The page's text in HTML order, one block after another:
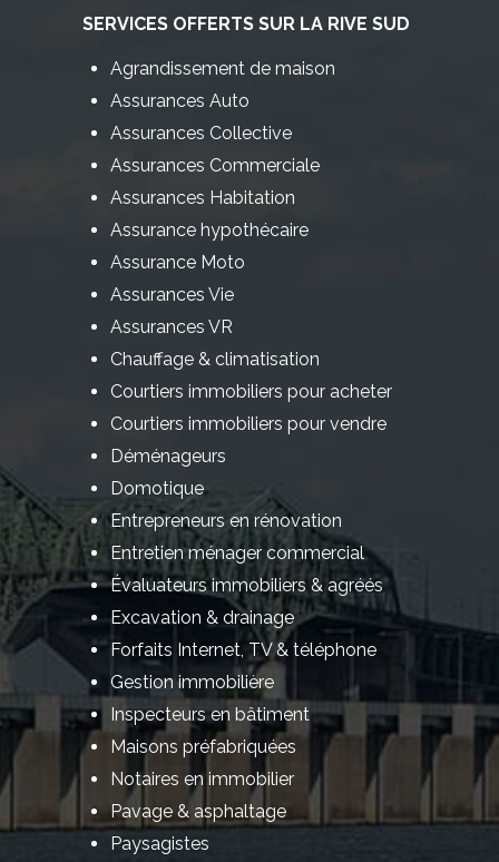
SERVICES OFFERTS SUR LA RIVE SUD
Agrandissement de maison
Assurances Auto
Assurances Collective
Assurances Commerciale
Assurances Habitation
Assurance hypothécaire
Assurance Moto
Assurances Vie
Assurances VR
Chauffage & climatisation
Courtiers immobiliers pour acheter
Courtiers immobiliers pour vendre
Déménageurs
Domotique
Entrepreneurs en rénovation
Entretien ménager commercial
Évaluateurs immobiliers & agréés
Excavation & drainage
Forfaits Internet, TV & téléphone
Gestion immobilière
Inspecteurs en bâtiment
Maisons préfabriquées
Notaires en immobilier
Pavage & asphaltage
Paysagistes